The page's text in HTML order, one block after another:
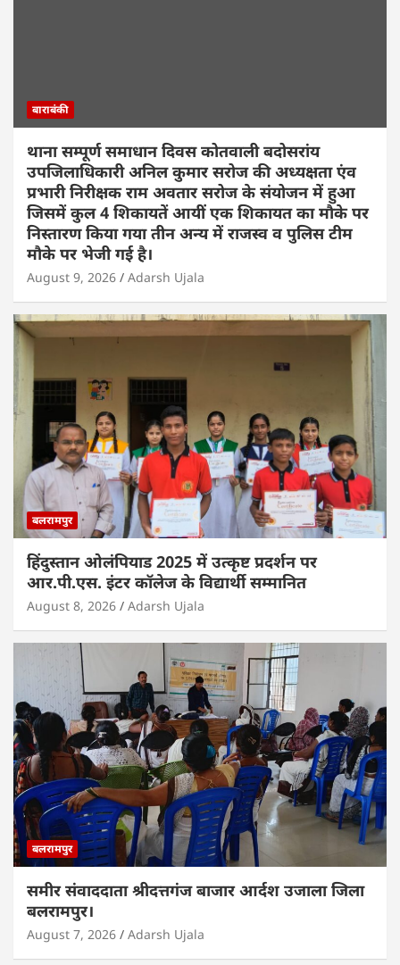
बाराबंकी
थाना सम्पूर्ण समाधान दिवस कोतवाली बदोसरांय
उपजिलाधिकारी अनिल कुमार सरोज की अध्यक्षता एंव
प्रभारी निरीक्षक राम अवतार सरोज के संयोजन में हुआ
जिसमें कुल 4 शिकायतें आयीं एक शिकायत का मौके पर
निस्तारण किया गया तीन अन्य में राजस्व व पुलिस टीम
मौके पर भेजी गई है।
August 9, 2026 Adarsh Ujala
बलरामपुर
हिंदुस्तान ओलंपियाड 2025 में उत्कृष्ट प्रदर्शन पर
आर.पी.एस. इंटर कॉलेज के विद्यार्थी सम्मानित
August 8, 2026 Adarsh Ujala
बलरामपुर
समीर संवाददाता श्रीदत्तगंज बाजार आर्दश उजाला जिला
बलरामपुर।
August 7, 2026 Adarsh Ujala